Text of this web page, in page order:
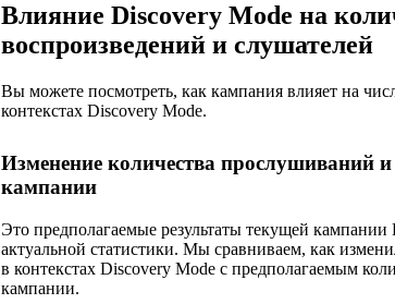
Влияние Discovery Mode на
воспроизведений и слушателей
Вы можете посмотреть, как кампания влияет на
контекстах Discovery Mode.
Изменение количества прослушиваний
кампании
Это предполагаемые результаты текущей
актуальной статистики. Мы сравниваем, как
в контекстах Discovery Mode с предполагаемым
кампании.